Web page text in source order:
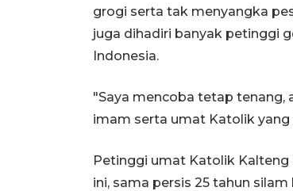
grogi serta tak menyangka
juga dihadiri banyak petinggi
Indonesia.
"Saya mencoba tetap tenang,
imam serta umat Katolik
Petinggi umat Katolik
ini, sama persis 25 tahun